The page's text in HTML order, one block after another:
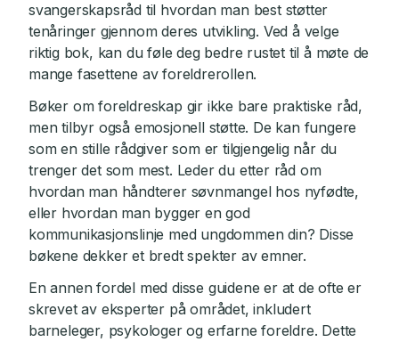
svangerskapsråd til hvordan man best støtter
tenåringer gjennom deres utvikling. Ved å velge
riktig bok, kan du føle deg bedre rustet til å møte de
mange fasettene av foreldrerollen.
Bøker om foreldreskap gir ikke bare praktiske råd,
men tilbyr også emosjonell støtte. De kan fungere
som en stille rådgiver som er tilgjengelig når du
trenger det som mest. Leder du etter råd om
hvordan man håndterer søvnmangel hos nyfødte,
eller hvordan man bygger en god
kommunikasjonslinje med ungdommen din? Disse
bøkene dekker et bredt spekter av emner.
En annen fordel med disse guidene er at de ofte er
skrevet av eksperter på området, inkludert
barneleger, psykologer og erfarne foreldre. Dette